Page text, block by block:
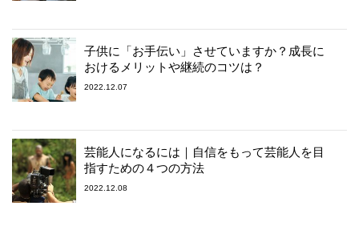
子供に「お手伝い」させていますか？成長に
おけるメリットや継続のコツは？
2022.12.07
芸能人になるには｜自信をもって芸能人を目
指すための４つの方法
2022.12.08